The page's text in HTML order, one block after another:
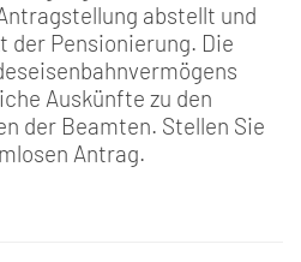
abstellt und
der Pensionierung. Die
Auskünfte zu den
der Beamten. Stellen Sie
Antrag.